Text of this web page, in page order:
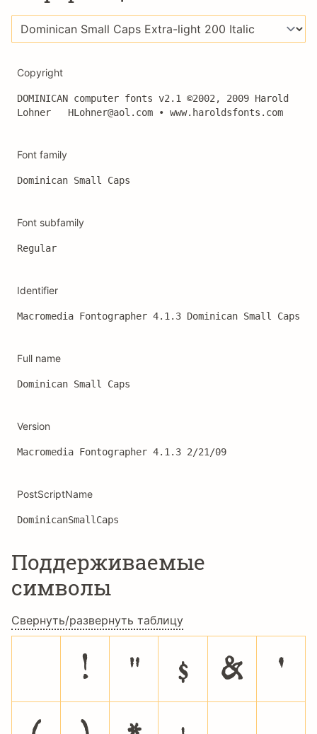
Copyright
DOMINICAN computer fonts v2.1 ©2002, 2009 Harold
Lohner   HLohner@aol.com • www.haroldsfonts.com
Font family
Dominican Small Caps
Font subfamily
Regular
Identifier
Macromedia Fontographer 4.1.3 Dominican Small Caps
Full name
Dominican Small Caps
Version
Macromedia Fontographer 4.1.3 2/21/09
PostScriptName
DominicanSmallCaps
Поддерживаемые
символы
Свернуть/развернуть таблицу
! " $ &
'